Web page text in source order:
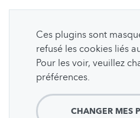
Ces plugins sont
refusé les cookies liés
Pour les voir, veuillez
préférences.
CHANGER MES